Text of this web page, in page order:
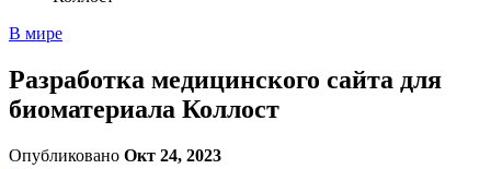
В мире
Разработка медицинского сайта для
биоматериала Коллост
Опубликовано Окт 24, 2023